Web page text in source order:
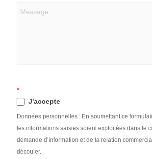
*
J'accepte
Données personnelles : En soumettant ce
les informations saisies soient exploitées dans le
demande d’information et de la relation
découler.